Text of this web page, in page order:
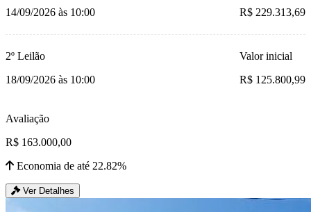
14/09/2026 às 10:00
R$ 229.313,69
2º Leilão
18/09/2026 às 10:00
Valor inicial
R$ 125.800,99
Avaliação
R$ 163.000,00
Economia de até 22.82%
Ver Detalhes